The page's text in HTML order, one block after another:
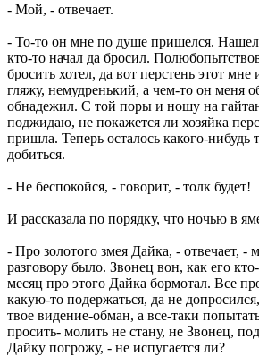
- Мой, - отвечает.
- То-то он мне по душе пришелся.
кто-то начал да бросил.
бросить хотел, да вот перстень этот
гляжу, немудренький, а чем-то он меня
обнадежил. С той поры и ношу на
поджидаю, не покажется ли хозяйка
пришла. Теперь осталось какого-нибудь
добиться.
- Не беспокойся, - говорит, - толк будет!
И рассказала по порядку, что ночью в
- Про золотого змея Дайка, - отвечает,
разговору было. Звонец вон, как его
месяц про этого Дайка бормотал. Все
какую-то подержаться, да не
твое видение-обман, а все-таки
просить- молить не стану, не Звонец,
Дайку погрожу, - не испугается ли?